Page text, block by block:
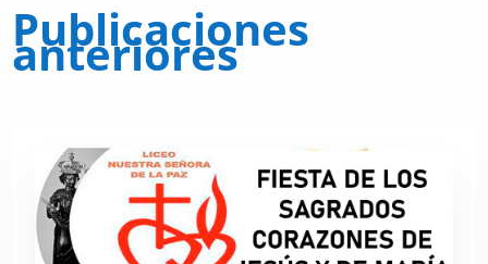
Publicaciones
anteriores